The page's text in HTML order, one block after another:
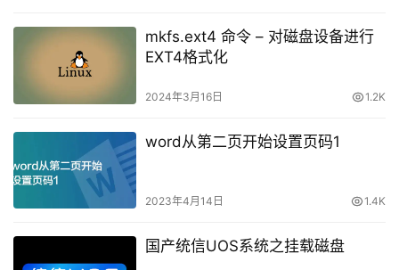
mkfs.ext4 命令 – 对磁盘设备进行
EXT4格式化
2024年3月16日 1.2K
word从第二页开始设置页码1
2023年4月14日 1.4K
国产统信UOS系统之挂载磁盘